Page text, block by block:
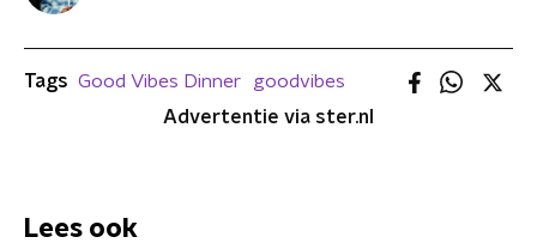
Tags Good Vibes Dinner
goodvibes
Advertentie via ster.nl
Lees ook